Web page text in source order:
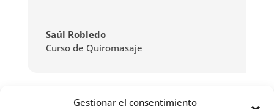
Gestionar el consentimiento
Saúl Robledo
Curso de Quiromasaje